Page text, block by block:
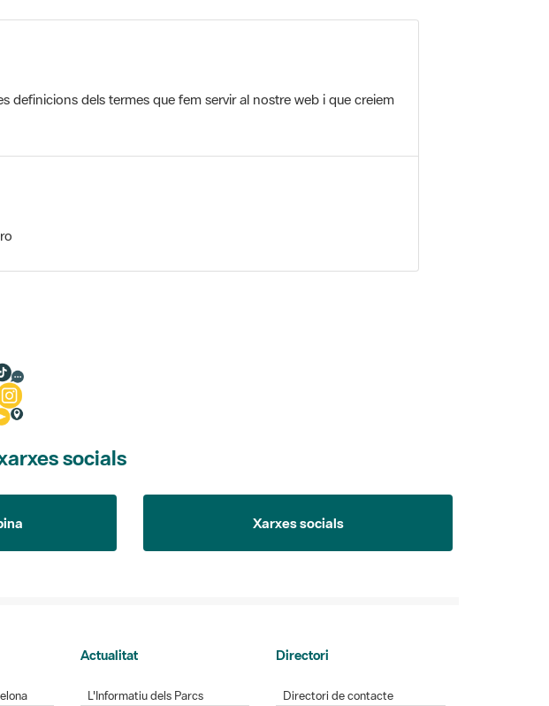
definicions dels termes que fem servir al nostre web i que creiem
socials
Xarxes socials
Actualitat
L'Informatiu dels Parcs
Directori
Directori de contacte